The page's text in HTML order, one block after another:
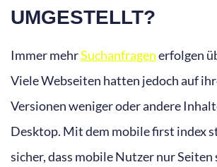
UMGESTELLT?
Immer mehrSuchanfragenerfolgen
Viele Webseiten hatten jedoch auf
Versionen weniger oder andere
Desktop. Mit dem mobile first index
sicher, dass mobile Nutzer nur Seiten